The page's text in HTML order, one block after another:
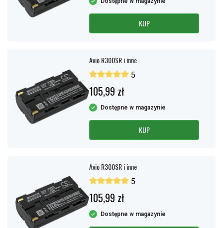
KUP
Avio R300SR i inne
5
105,99 zł
Dostępne w magazynie
KUP
Avio R300SR i inne
5
105,99 zł
Dostępne w magazynie